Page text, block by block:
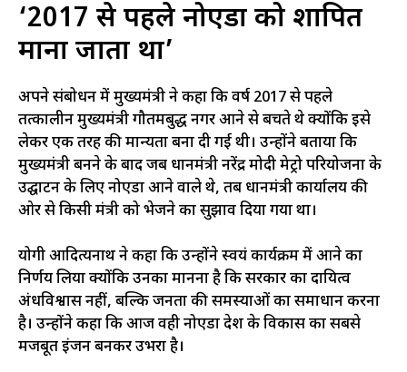
‘2017 से पहले नोएडा को शापित
माना जाता था’
अपने संबोधन में मुख्यमंत्री ने कहा कि वर्ष 2017 से पहले
तत्कालीन मुख्यमंत्री गौतमबुद्ध नगर आने से बचते थे क्योंकि इसे
लेकर एक तरह की मान्यता बना दी गई थी। उन्होंने बताया कि
मुख्यमंत्री बनने के बाद जब प्रधानमंत्री नरेंद्र मोदी मेट्रो परियोजना के
उद्घाटन के लिए नोएडा आने वाले थे, तब प्रधानमंत्री कार्यालय की
ओर से किसी मंत्री को भेजने का सुझाव दिया गया था।
योगी आदित्यनाथ ने कहा कि उन्होंने स्वयं कार्यक्रम में आने का
निर्णय लिया क्योंकि उनका मानना है कि सरकार का दायित्व
अंधविश्वास नहीं, बल्कि जनता की समस्याओं का समाधान करना
है। उन्होंने कहा कि आज वही नोएडा प्रदेश के विकास का सबसे
मजबूत इंजन बनकर उभरा है।